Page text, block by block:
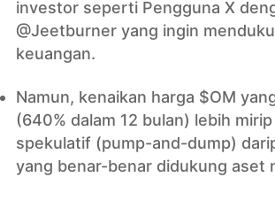
investor seperti Pengguna X
@Jeetburner yang ingin
keuangan.
Namun, kenaikan harga $OM
(640% dalam 12 bulan) lebih
spekulatif (pump-and-dump)
yang benar-benar didukung aset